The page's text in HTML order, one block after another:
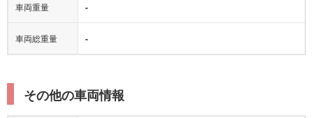
車両重量 -
車両総重量 -
その他の車両情報